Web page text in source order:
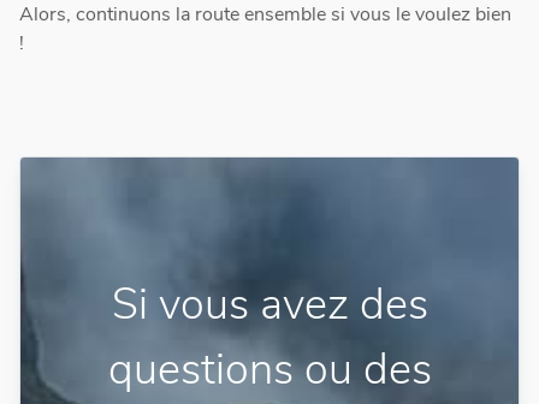
Alors, continuons la route ensemble si vous le voulez bien
!
Si vous avez des
questions ou des